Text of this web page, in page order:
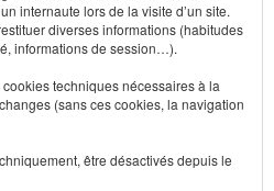
internaute lors de la visite d’un site.
diverses informations (habitudes
informations de session…).
techniques nécessaires à la
(sans ces cookies, la navigation
être désactivés depuis le